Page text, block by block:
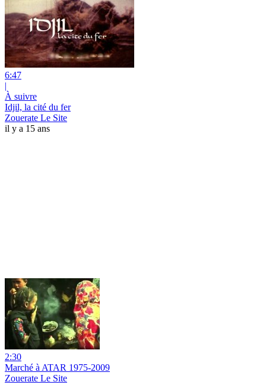
6:47
|
À suivre
Idjil, la cité du fer
Zouerate Le Site
il y a 15 ans
2:30
Marché à ATAR 1975-2009
Zouerate Le Site